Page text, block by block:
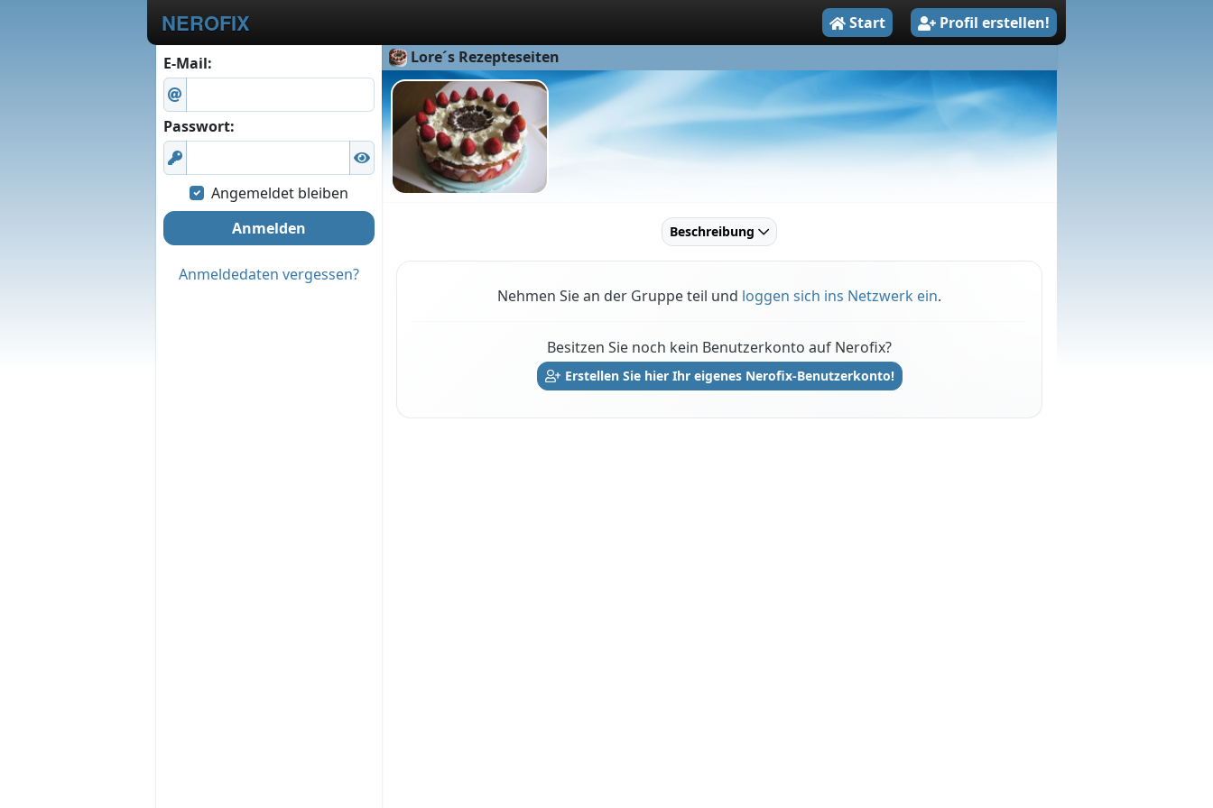
NEROFIX Start Profil erstellen!
E-Mail:
Passwort:
Angemeldet bleiben
Anmelden
Anmeldedaten vergessen?
Lore´s Rezepteseiten
Beschreibung
Nehmen Sie an der Gruppe teil und loggen sich ins Netzwerk ein.
Besitzen Sie noch kein Benutzerkonto auf Nerofix?
Erstellen Sie hier Ihr eigenes Nerofix-Benutzerkonto!